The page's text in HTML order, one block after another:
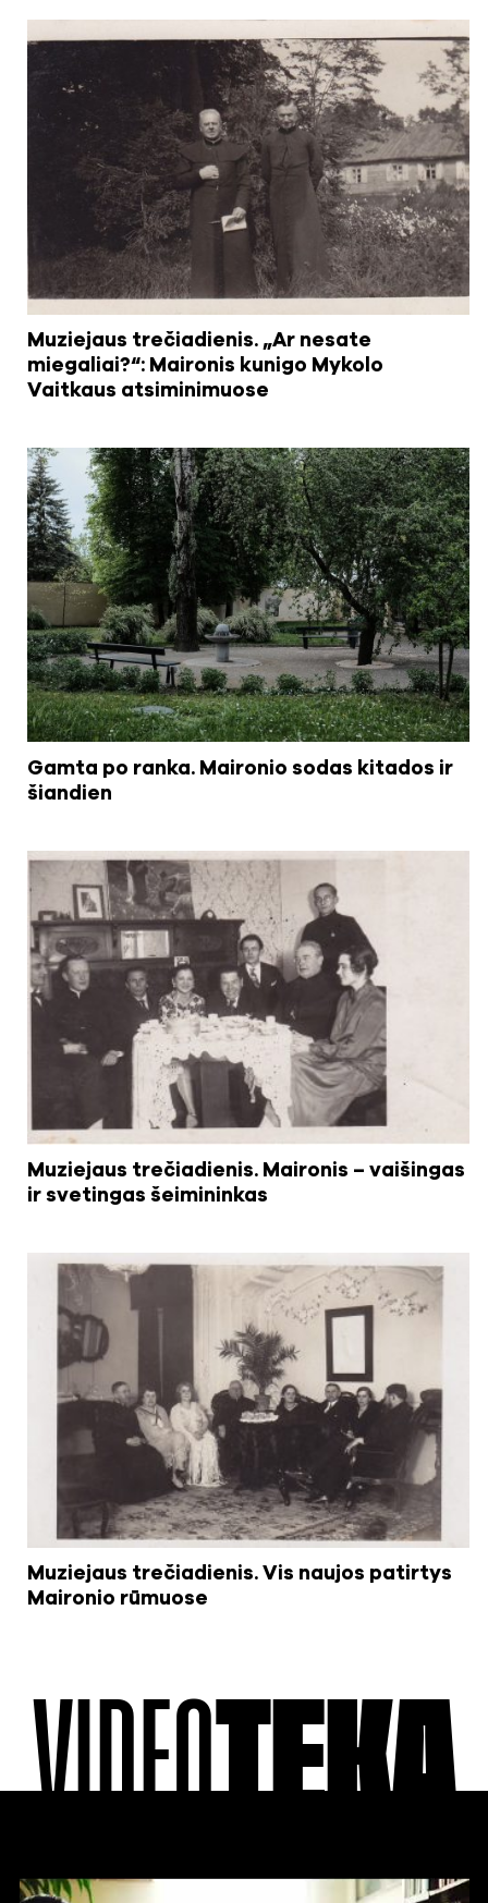
Muziejaus trečiadienis. „Ar nesate
miegaliai?“: Maironis kunigo Mykolo
Vaitkaus atsiminimuose
Gamta po ranka. Maironio sodas kitados ir
šiandien
Muziejaus trečiadienis. Maironis – vaišingas
ir svetingas šeimininkas
Muziejaus trečiadienis. Vis naujos patirtys
Maironio rūmuose
VIDEOTEKA